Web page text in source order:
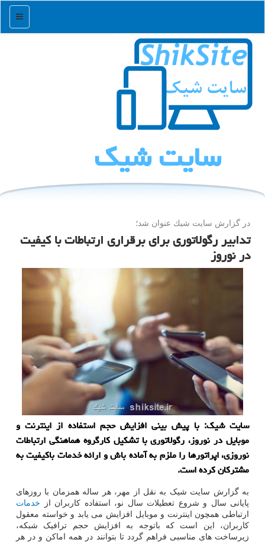
منو
سایت شیك
در گزارش سایت شیك عنوان شد؛
تدابیر رگولاتوری برای برقراری ارتباطات با کیفیت
در نوروز
سایت شیک: با پیش بینی افزایش حجم استفاده از اینترنت و
موبایل در نوروز، رگولاتوری با تشکیل کارگروه هماهنگی ارتباطات
نوروزی، اپراتورها را ملزم به آماده باش و ارائه خدمات باکیفیت به
مشترکان کرده است.
به گزارش سایت شیک به نقل از مهر، هر ساله همزمان با روزهای
پایانی سال و شروع تعطیلات سال نو، استفاده کاربران از خدمات
ارتباطی همچون اینترنت و موبایل افزایش می یابد و خواسته معقول
کاربران، این است که باتوجه به افزایش حجم ترافیک شبکه،
زیرساخت های مناسبی فراهم گردد تا بتوانند در همه اماکن و در هر